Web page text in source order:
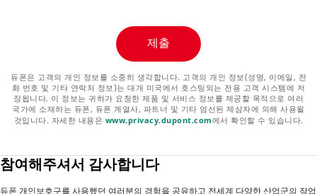
듀폰은 고객의 개인 정보를 소중히 생각합니다. 고객의 개인 정보(성명, 이메일, 전
화 번호 및 기타 연락처 정보)는 대개 미국에서 호스팅되는 전용 고객 시스템에 저
장됩니다. 이 정보는 귀하가 요청한 제품 및 서비스 정보를 제공할 목적으로 여러
국가에 소재하는 듀폰, 듀폰 계열사, 파트너 및 기타 엄선된 제삼자에 의해 사용될
것입니다. 자세한 내용은 www.privacy.dupont.com에서 확인할 수 있습니다.
참여해주셔서 감사합니다
듀폰 개인보호구를 사용했던 여러분의 경험을 공유하고 전세계 다양한 산업군의 작업